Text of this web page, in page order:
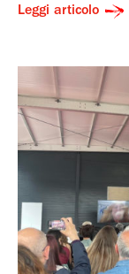
Leggi articolo